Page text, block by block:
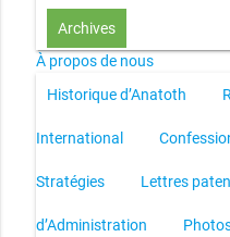
Archives
À propos de nous
Historique d’Anatoth
International
Stratégies Lettres
d’Administration